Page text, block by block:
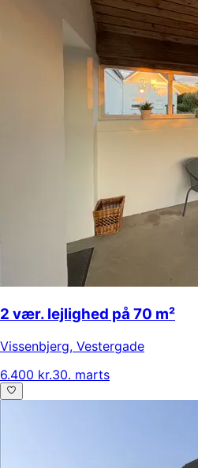
2 vær. lejlighed på 70 m²
Vissenbjerg, Vestergade
6.400 kr.30. marts